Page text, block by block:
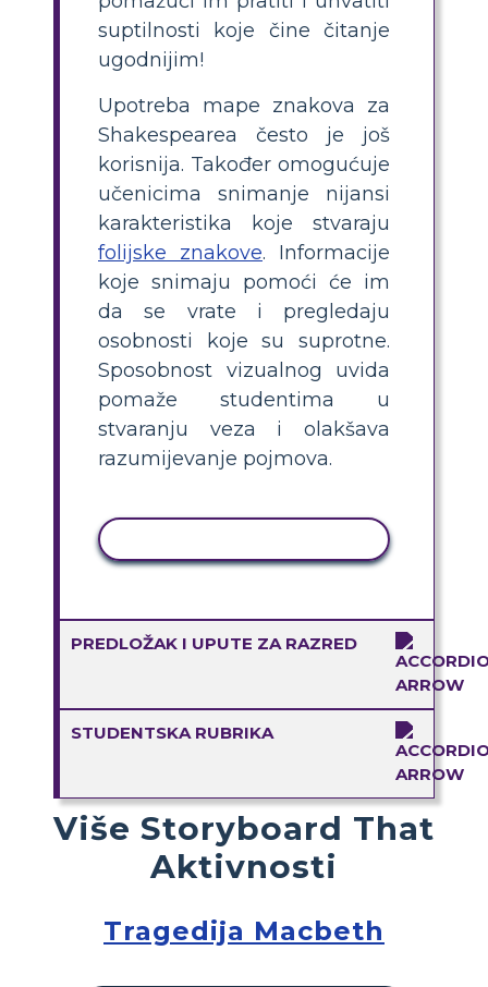
suptilnosti koje čine čitanje
ugodnijim!
Upotreba mape znakova za
Shakespearea često je još
korisnija. Također omogućuje
učenicima snimanje nijansi
karakteristika koje stvaraju
folijske znakove. Informacije
koje snimaju pomoći će im
da se vrate i pregledaju
osobnosti koje su suprotne.
Sposobnost vizualnog uvida
pomaže studentima u
stvaranju veza i olakšava
razumijevanje pojmova.
PREDLOŽAK I UPUTE ZA RAZRED
STUDENTSKA RUBRIKA
Više Storyboard That
Aktivnosti
Tragedija Macbeth